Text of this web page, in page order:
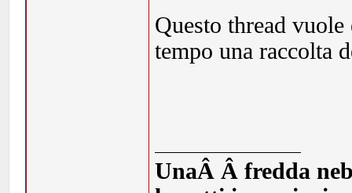
Questo thread vuole
tempo una raccolta
UnaÂ Â fredda